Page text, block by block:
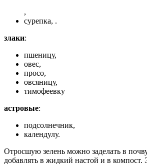
,
сурепка, .
злаки:
пшеницу,
овес,
просо,
овсяницу,
тимофеевку
астровые:
подсолнечник,
календулу.
Отросшую зелень можно заделать в
добавлять в жидкий настой и в компост.